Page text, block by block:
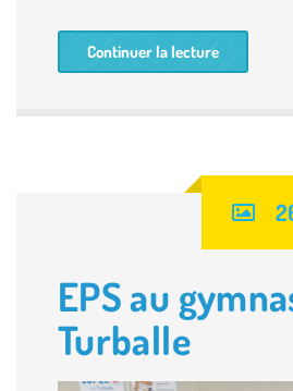
Continuer la lecture
EPS au
Turballe